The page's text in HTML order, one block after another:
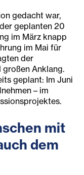
gedacht war,
geplanten 20
im März knapp
im Mai für
der
Anklang.
geplant: Im Juni
– im
mit
dem